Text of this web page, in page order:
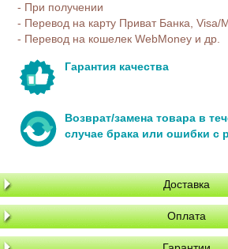
- При получении
- Перевод на карту Приват Банка, Visa/
- Перевод на кошелек WebMoney и др.
Гарантия качества
Возврат/замена товара в
случае брака или ошибки с
Доставка
Оплата